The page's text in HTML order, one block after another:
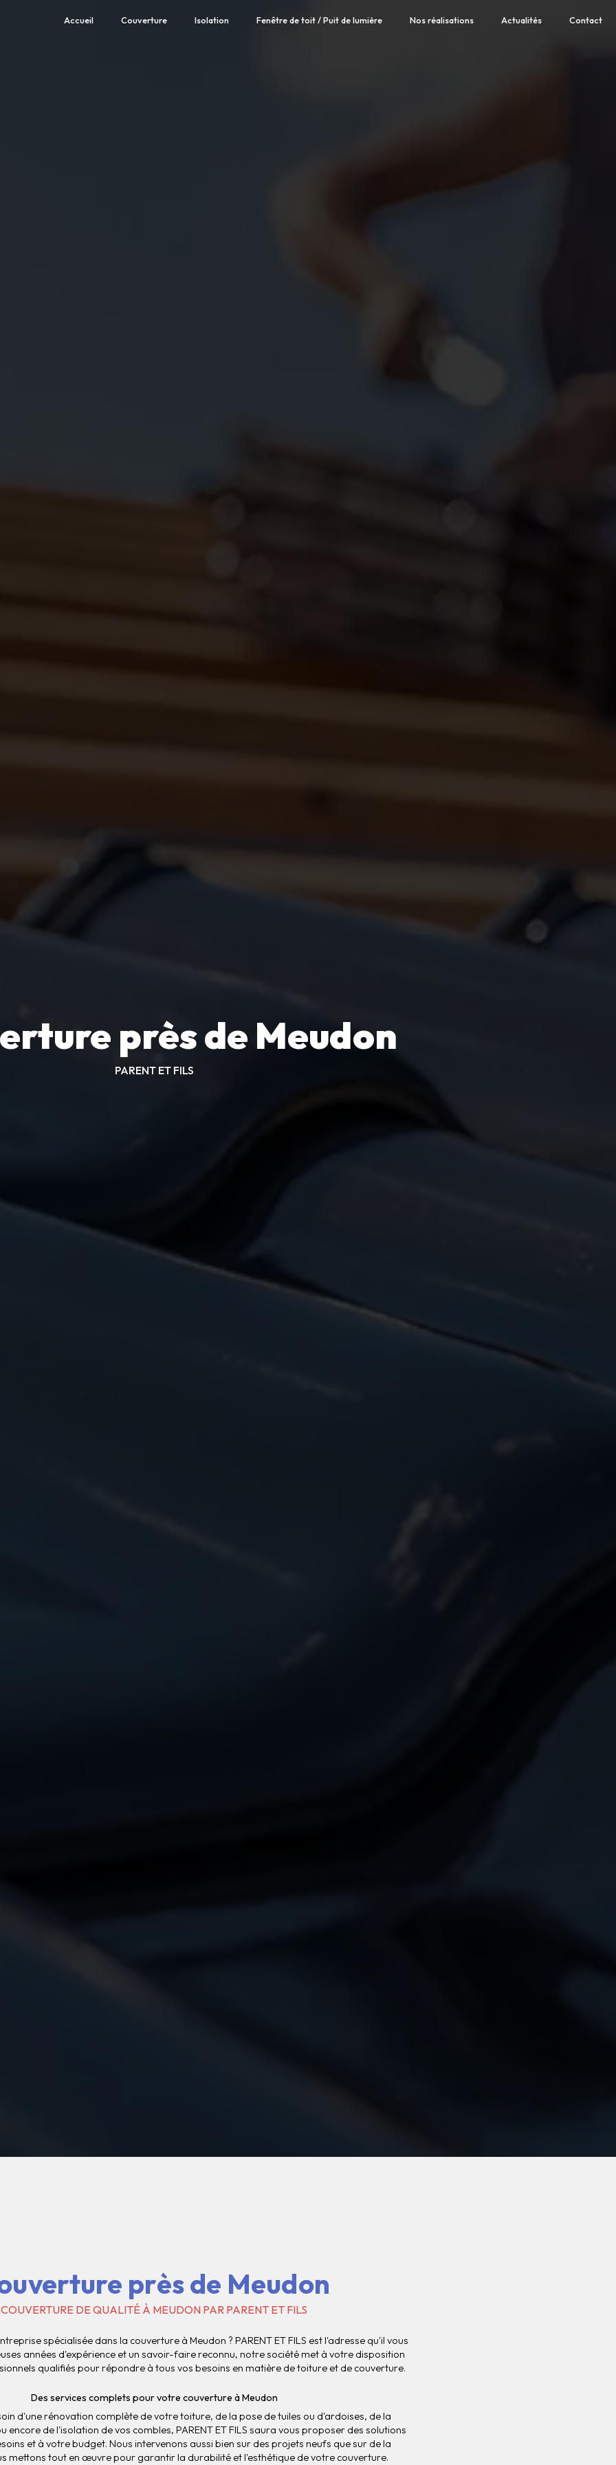
Accueil Couverture Isolation Fenêtre de toit / Puit de lumière Nos réalisations Actualités Contact
près de Meudon
PARENT ET FILS
près de Meudon
COUVERTURE DE QUALITÉ À MEUDON PAR PARENT ET FILS
spécialisée dans la couverture à Meudon ? PARENT ET FILS est l'adresse qu'il vous
années d'expérience et un savoir-faire reconnu, notre société met à votre disposition
qualifiés pour répondre à tous vos besoins en matière de toiture et de couverture.
Des services complets pour votre couverture à Meudon
d'une rénovation complète de votre toiture, de la pose de tuiles ou d'ardoises, de la
encore de l'isolation de vos combles, PARENT ET FILS saura vous proposer des solutions
et à votre budget. Nous intervenons aussi bien sur des projets neufs que sur de la
mettons tout en œuvre pour garantir la durabilité et l'esthétique de votre couverture.